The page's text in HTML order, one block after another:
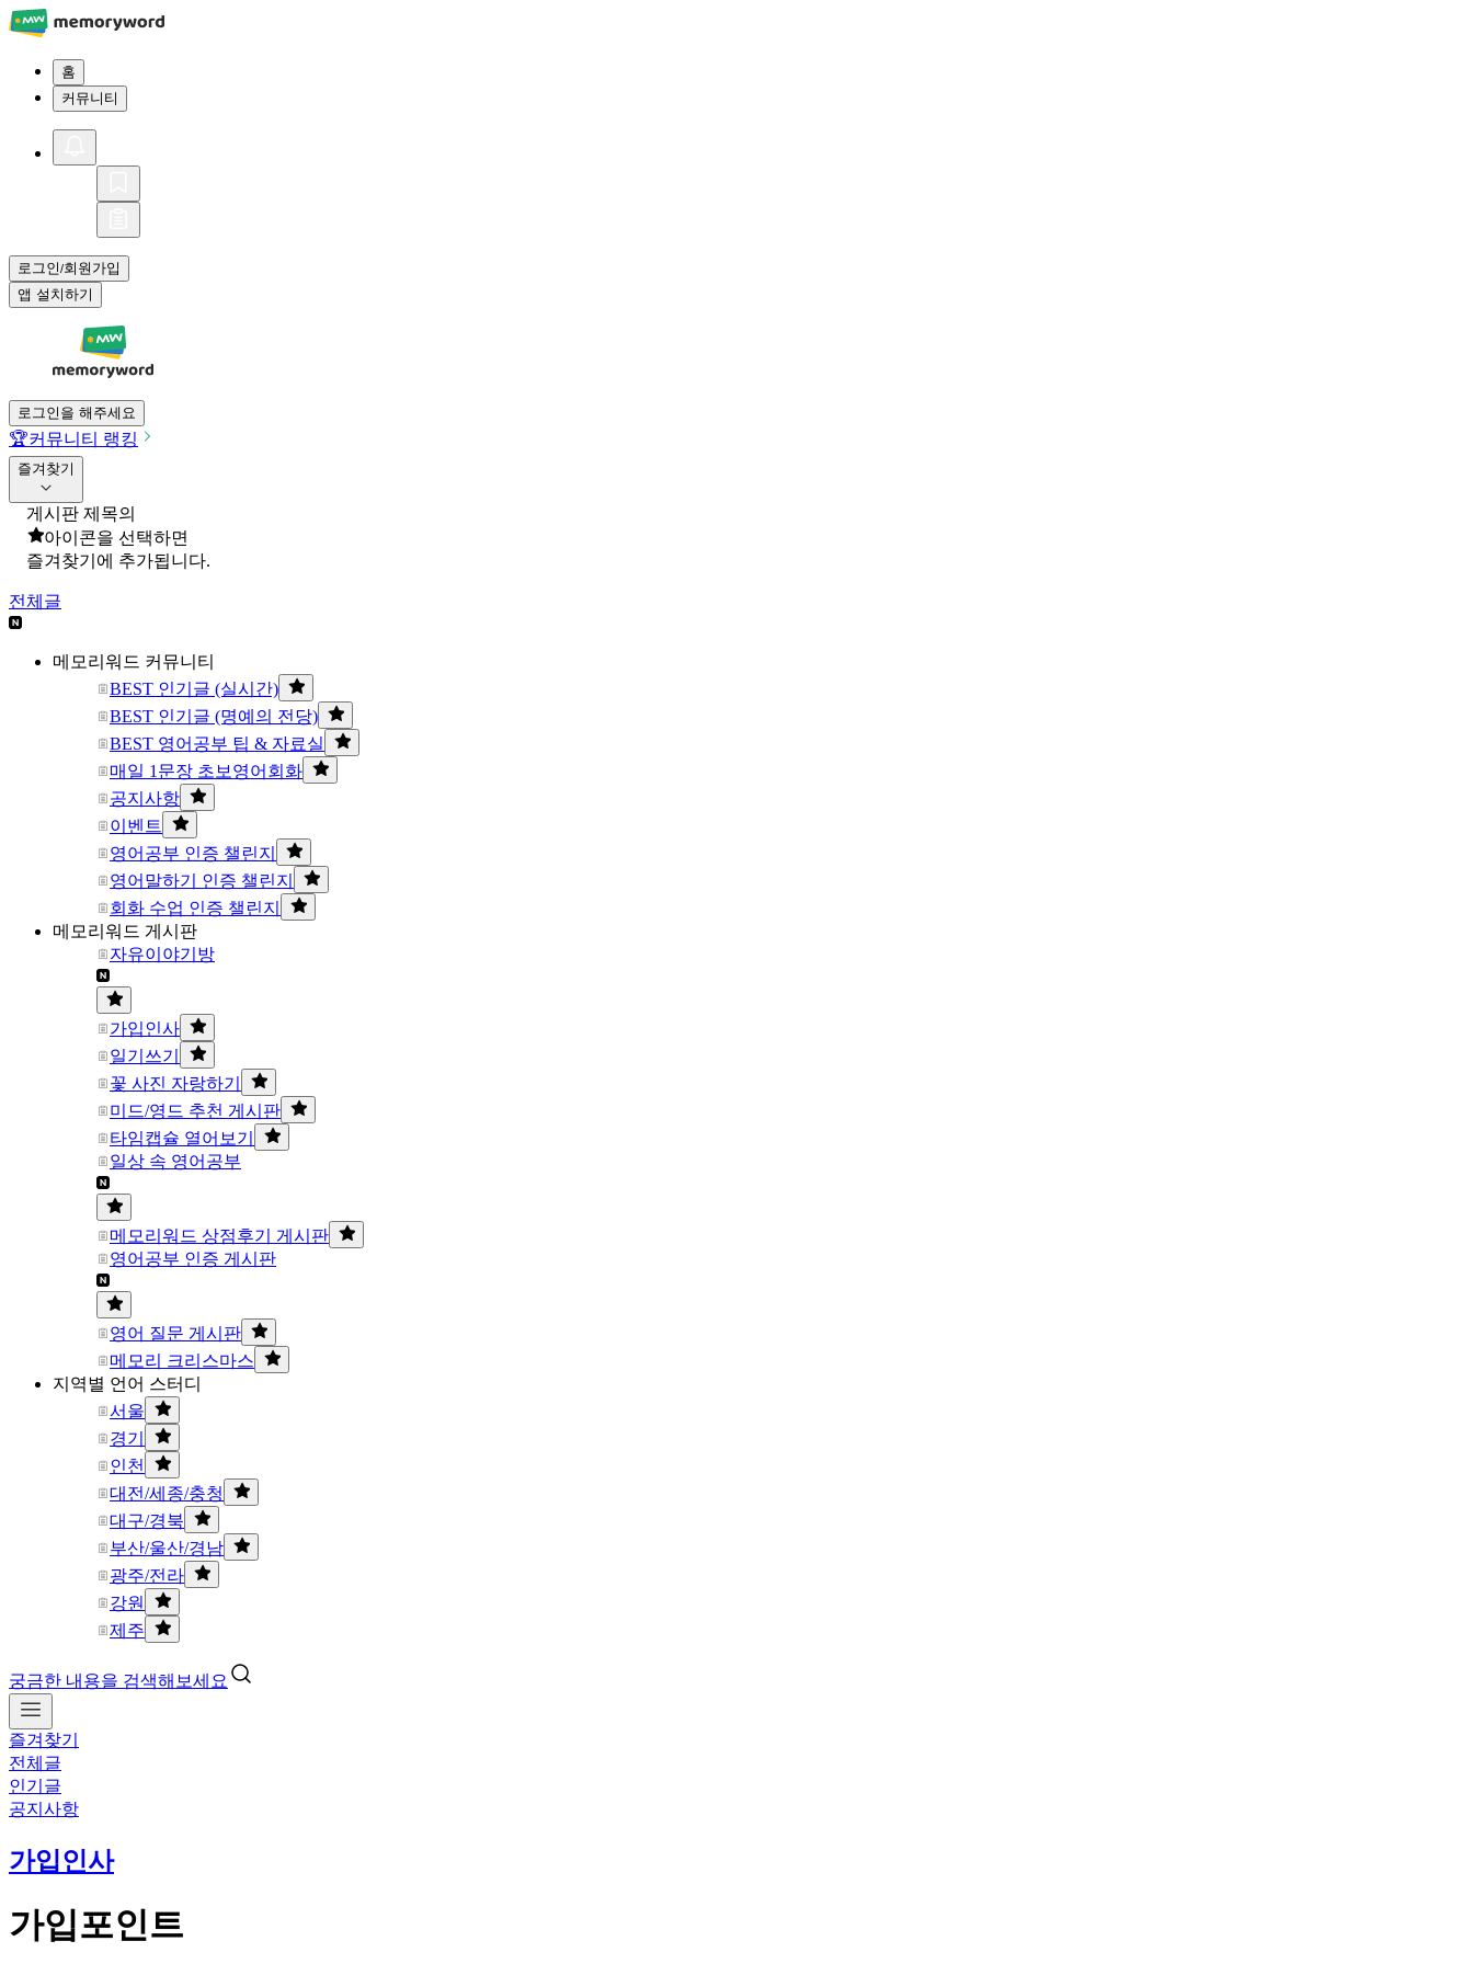
홈
커뮤니티
로그인/회원가입
앱 설치하기
로그인을 해주세요
🏆커뮤니티 랭킹
즐겨찾기
게시판 제목의
아이콘을 선택하면
즐겨찾기에 추가됩니다.
전체글
메모리워드 커뮤니티
BEST 인기글 (실시간)
BEST 인기글 (명예의 전당)
BEST 영어공부 팁 & 자료실
매일 1문장 초보영어회화
공지사항
이벤트
영어공부 인증 챌린지
영어말하기 인증 챌린지
회화 수업 인증 챌린지
메모리워드 게시판
자유이야기방
가입인사
일기쓰기
꽃 사진 자랑하기
미드/영드 추천 게시판
타임캡슐 열어보기
일상 속 영어공부
메모리워드 상점후기 게시판
영어공부 인증 게시판
영어 질문 게시판
메모리 크리스마스
지역별 언어 스터디
서울
경기
인천
대전/세종/충청
대구/경북
부산/울산/경남
광주/전라
강원
제주
궁금한 내용을 검색해보세요
즐겨찾기
전체글
인기글
공지사항
가입인사
가입포인트